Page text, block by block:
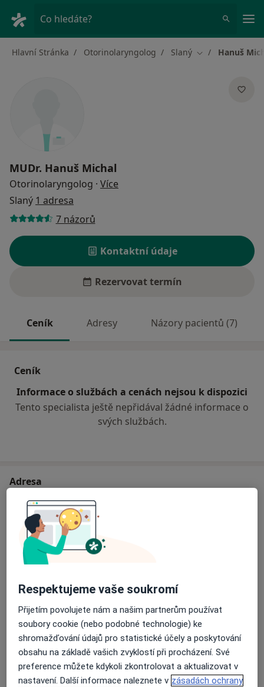
Co hledáte?
Hlavní Stránka Otorinolaryngolog Slaný Změna města
Hanuš
MUDr. Hanuš Michal
Otorinolaryngolog · Více
Slaný 1 adresa
7 názorů
Kontaktní údaje
Rezervovat termín
Ceník Adresy Názory pacientů (7)
Ceník
Informace o službách a cenách nejsou k dispozici
Tento specialista ještě nepřidával žádné informace o
svých službách.
Adresa
Ordinace ORL
Politických vězňů 576,
Dostupnost
Na této adrese online kalendář není aktivní
Co mám v takové situaci udělat?
Způsoby platby (soukromé návštěvy)
Na teto adrese lékař přijímá pacienty na pojišťovnu
Detaily
Respektujeme vaše soukromí
Přijetím povolujete nám a našim partnerům používat
soubory cookie (nebo podobné technologie) ke
shromažďování údajů pro statistické účely a poskytování
obsahu na základě vašich zvyklostí při procházení. Své
preference můžete kdykoli zkontrolovat a aktualizovat v
nastavení. Další informace naleznete v zásadách ochrany